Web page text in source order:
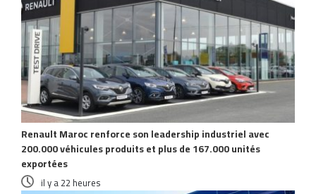
Renault Maroc renforce son leadership industriel avec
200.000 véhicules produits et plus de 167.000 unités
exportées
il y a 22 heures